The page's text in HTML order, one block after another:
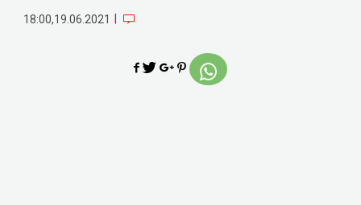
18:00,19.06.2021